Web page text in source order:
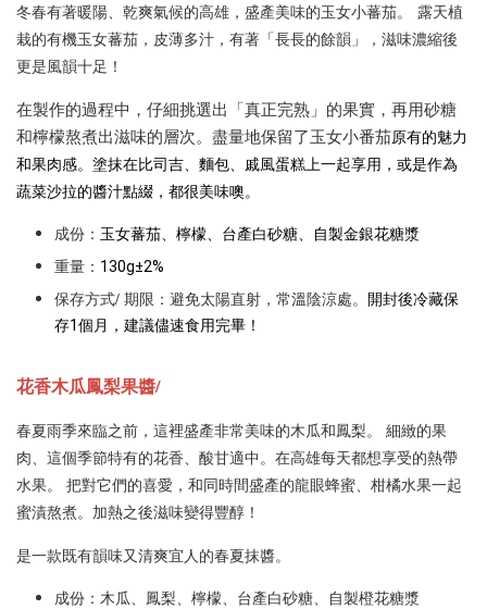
冬春有著暖陽、乾爽氣候的高雄，盛產美味的玉女小蕃茄。 露天植
栽的有機玉女蕃茄，皮薄多汁，有著「長長的餘韻」，滋味濃縮後
更是風韻十足！
在製作的過程中，仔細挑選出「真正完熟」的果實，再用砂糖
和檸檬熬煮出滋味的層次。盡量地保留了玉女小番茄原有的魅力
和果肉感。塗抹在比司吉、麵包、戚風蛋糕上一起享用，或是作為
蔬菜沙拉的醬汁點綴，都很美味噢。
成份： 玉女蕃茄、檸檬、台產白砂糖、自製金銀花糖漿
重量： 130g±2%
保存方式/ 期限：避免太陽直射，常溫陰涼處。
開封後冷藏保
存1個月，建議儘速食用完畢！
花香木瓜鳳梨果醬/
春夏雨季來臨之前，這裡盛產非常美味的木瓜和鳳梨。 細緻的果
肉、這個季節特有的花香、酸甘適中。在高雄每天都想享受的熱帶
水果。 把對它們的喜愛，和同時間盛產的龍眼蜂蜜、柑橘水果一起
蜜漬熬煮。加熱之後滋味變得豐醇！
是一款既有韻味又清爽宜人的春夏抹醬。
成份：木瓜、鳳梨、檸檬、台產白砂糖、自製橙花糖漿